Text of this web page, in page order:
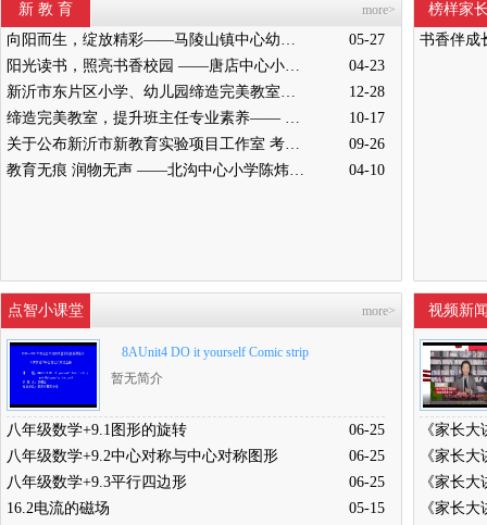
新 教 育 more>
向阳而生，绽放精彩——马陵山镇中心幼儿园迎接新沂教育局“缔造完美教室”评比验收
05-27
阳光读书，照亮书香校园 ——唐店中心小学举行“阳光读书会”启动仪式
04-23
新沂市东片区小学、幼儿园缔造完美教室暨班主任能力提升培训活动在高流镇中心小学举行
12-28
缔造完美教室，提升班主任专业素养—— 新沂市南片区小学、幼儿园缔造完美教室暨班主任培训活动举行
10-17
关于公布新沂市新教育实验项目工作室 考核结果的通知
09-26
教育无痕 润物无声 ——北沟中心小学陈炜炜老师教学侧记
04-10
榜样家
书香伴
点智小课堂 more>
8AUnit4 DO it yourself Comic strip
暂无简介
八年级数学+9.1图形的旋转
06-25
八年级数学+9.2中心对称与中心对称图形
06-25
八年级数学+9.3平行四边形
06-25
16.2电流的磁场
05-15
视频新